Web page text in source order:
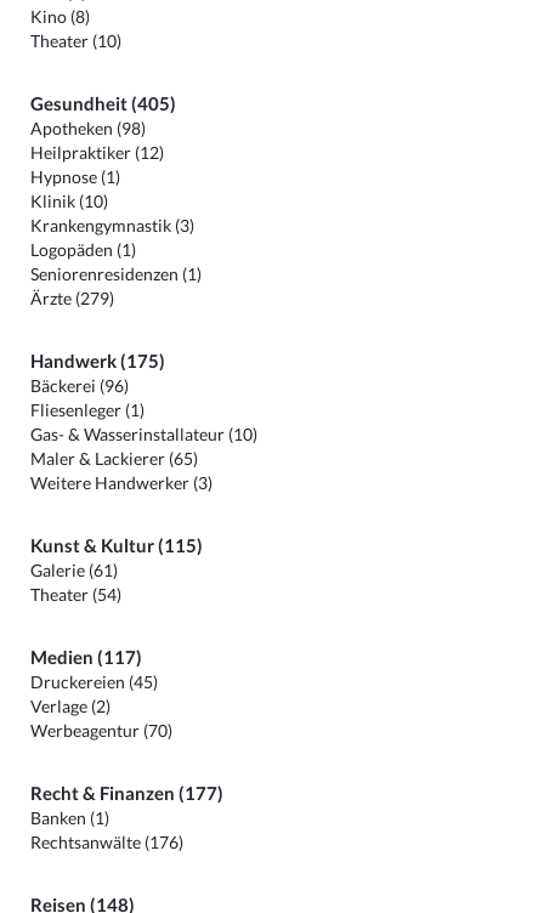
Kino (8)
Theater (10)
Gesundheit (405)
Apotheken (98)
Heilpraktiker (12)
Hypnose (1)
Klinik (10)
Krankengymnastik (3)
Logopäden (1)
Seniorenresidenzen (1)
Ärzte (279)
Handwerk (175)
Bäckerei (96)
Fliesenleger (1)
Gas- & Wasserinstallateur (10)
Maler & Lackierer (65)
Weitere Handwerker (3)
Kunst & Kultur (115)
Galerie (61)
Theater (54)
Medien (117)
Druckereien (45)
Verlage (2)
Werbeagentur (70)
Recht & Finanzen (177)
Banken (1)
Rechtsanwälte (176)
Reisen (148)